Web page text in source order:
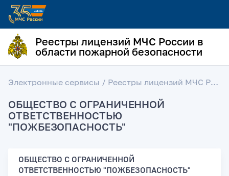
Реестры лицензий МЧС России в
области пожарной безопасности
Электронные сервисы / Реестры лицензий МЧС России в области пожарной безопасности
ОБЩЕСТВО С ОГРАНИЧЕННОЙ
ОТВЕТСТВЕННОСТЬЮ
"ПОЖБЕЗОПАСНОСТЬ"
ОБЩЕСТВО С ОГРАНИЧЕННОЙ
ОТВЕТСТВЕННОСТЬЮ "ПОЖБЕЗОПАСНОСТЬ"